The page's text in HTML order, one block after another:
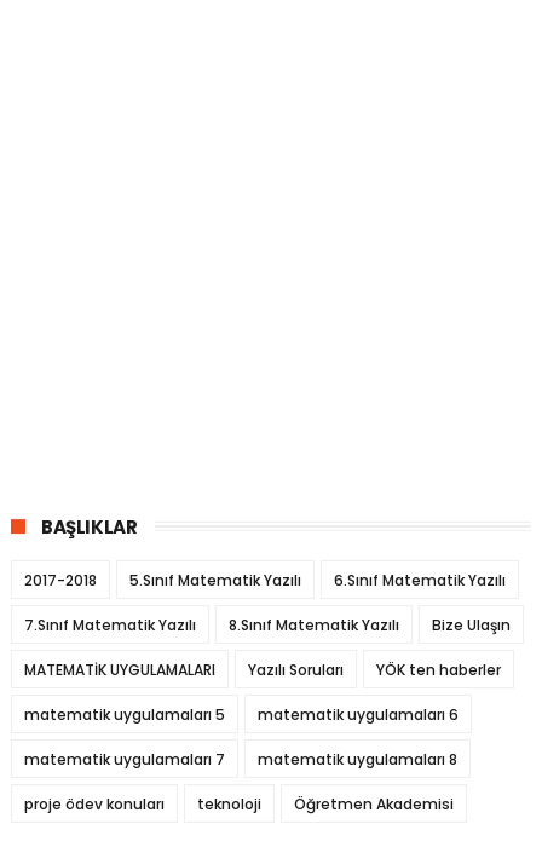
BAŞLIKLAR
2017-2018 5.Sınıf Matematik Yazılı 6.Sınıf Matematik Yazılı
7.Sınıf Matematik Yazılı 8.Sınıf Matematik Yazılı Bize Ulaşın
MATEMATİK UYGULAMALARI Yazılı Soruları YÖK ten haberler
matematik uygulamaları 5 matematik uygulamaları 6
matematik uygulamaları 7 matematik uygulamaları 8
proje ödev konuları teknoloji Öğretmen Akademisi